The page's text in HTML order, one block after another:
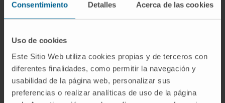
Consentimiento Detalles Acerca de las cookies
Uso de cookies
Este Sitio Web utiliza cookies propias y de terceros con
diferentes finalidades, como permitir la navegación y
usabilidad de la página web, personalizar sus
preferencias o realizar analíticas de uso de la página
migrem para outras partes do corpo.
SOLICITE MAIS INFORMAÇÕES SOBRE O TRATAMENTO